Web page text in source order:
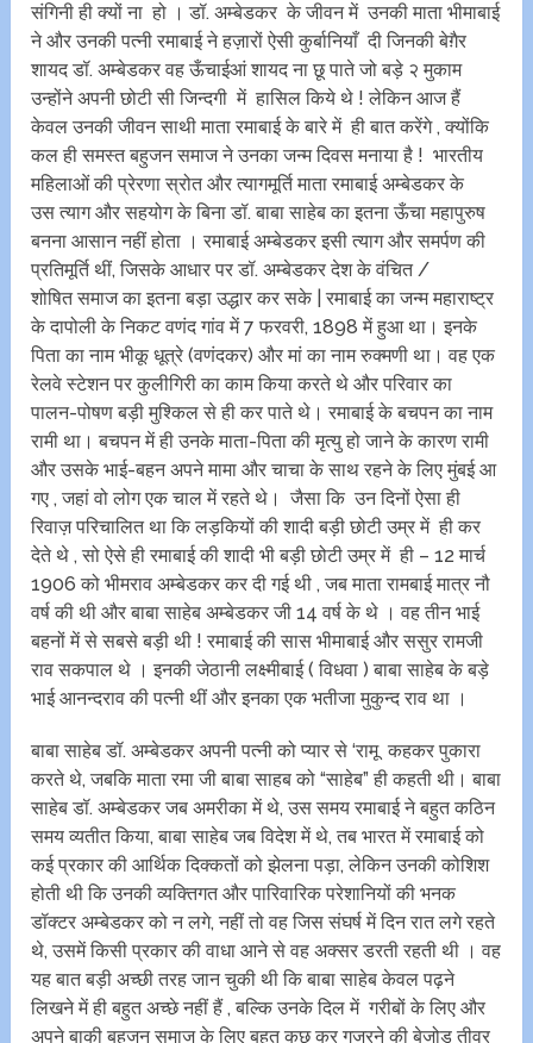
संगिनी ही क्यों ना हो । डॉ. अम्बेडकर के जीवन में उनकी माता भीमाबाई
ने और उनकी पत्नी रमाबाई ने हज़ारों ऐसी कुर्बानियाँ दी जिनकी बेग़ैर
शायद डॉ. अम्बेडकर वह ऊँचाईआं शायद ना छू पाते जो बड़े २ मुकाम
उन्होंने अपनी छोटी सी जिन्दगी में हासिल किये थे ! लेकिन आज हैं
केवल उनकी जीवन साथी माता रमाबाई के बारे में ही बात करेंगे , क्योंकि
कल ही समस्त बहुजन समाज ने उनका जन्म दिवस मनाया है ! भारतीय
महिलाओं की प्रेरणा स्रोत और त्यागमूर्ति माता रमाबाई अम्बेडकर के
उस त्याग और सहयोग के बिना डॉ. बाबा साहेब का इतना ऊँचा महापुरुष
बनना आसान नहीं होता । रमाबाई अम्बेडकर इसी त्याग और समर्पण की
प्रतिमूर्ति थीं, जिसके आधार पर डॉ. अम्बेडकर देश के वंचित /
शोषित समाज का इतना बड़ा उद्धार कर सके | रमाबाई का जन्म महाराष्ट्र
के दापोली के निकट वणंद गांव में 7 फरवरी, 1898 में हुआ था। इनके
पिता का नाम भीकू धूत्रे (वणंदकर) और मां का नाम रुक्मणी था। वह एक
रेलवे स्टेशन पर कुलीगिरी का काम किया करते थे और परिवार का
पालन-पोषण बड़ी मुश्किल से ही कर पाते थे। रमाबाई के बचपन का नाम
रामी था। बचपन में ही उनके माता-पिता की मृत्यु हो जाने के कारण रामी
और उसके भाई-बहन अपने मामा और चाचा के साथ रहने के लिए मुंबई आ
गए , जहां वो लोग एक चाल में रहते थे। जैसा कि उन दिनों ऐसा ही
रिवाज़ परिचालित था कि लड़कियों की शादी बड़ी छोटी उम्र में ही कर
देते थे , सो ऐसे ही रमाबाई की शादी भी बड़ी छोटी उम्र में ही – 12 मार्च
1906 को भीमराव अम्बेडकर कर दी गई थी , जब माता रामबाई मात्र नौ
वर्ष की थी और बाबा साहेब अम्बेडकर जी 14 वर्ष के थे । वह तीन भाई
बहनों में से सबसे बड़ी थी ! रमाबाई की सास भीमाबाई और ससुर रामजी
राव सकपाल थे । इनकी जेठानी लक्ष्मीबाई ( विधवा ) बाबा साहेब के बड़े
भाई आनन्दराव की पत्नी थीं और इनका एक भतीजा मुकुन्द राव था ।
बाबा साहेब डॉ. अम्बेडकर अपनी पत्नी को प्यार से ‘रामू कहकर पुकारा
करते थे, जबकि माता रमा जी बाबा साहब को “साहेब” ही कहती थी। बाबा
साहेब डॉ. अम्बेडकर जब अमरीका में थे, उस समय रमाबाई ने बहुत कठिन
समय व्यतीत किया, बाबा साहेब जब विदेश में थे, तब भारत में रमाबाई को
कई प्रकार की आर्थिक दिक्कतों को झेलना पड़ा, लेकिन उनकी कोशिश
होती थी कि उनकी व्यक्तिगत और पारिवारिक परेशानियों की भनक
डॉक्टर अम्बेडकर को न लगे, नहीं तो वह जिस संघर्ष में दिन रात लगे रहते
थे, उसमें किसी प्रकार की वाधा आने से वह अक्सर डरती रहती थी । वह
यह बात बड़ी अच्छी तरह जान चुकी थी कि बाबा साहेब केवल पढ़ने
लिखने में ही बहुत अच्छे नहीं हैं , बल्कि उनके दिल में गरीबों के लिए और
अपने बाकी बहुजन समाज के लिए बहुत कुछ कर गुजरने की बेजोड़ तीव्र